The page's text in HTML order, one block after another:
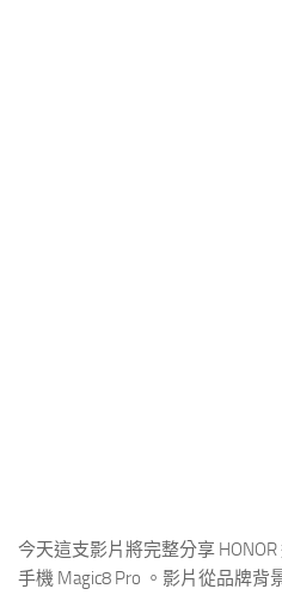
今天這支影片將完整分享
手機 Magic8 Pro 。影片從品牌背